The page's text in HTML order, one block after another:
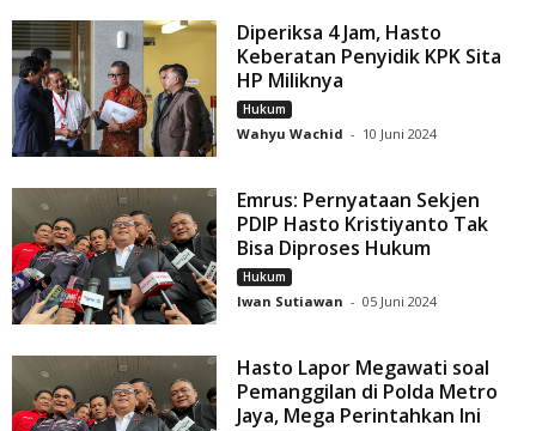
Diperiksa 4 Jam, Hasto
Keberatan Penyidik KPK Sita
HP Miliknya
Hukum
Wahyu Wachid - 10 Juni 2024
Emrus: Pernyataan Sekjen
PDIP Hasto Kristiyanto Tak
Bisa Diproses Hukum
Hukum
Iwan Sutiawan - 05 Juni 2024
Hasto Lapor Megawati soal
Pemanggilan di Polda Metro
Jaya, Mega Perintahkan Ini